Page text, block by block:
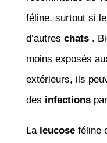
féline, surtout si le
d’autres chats.
moins exposés
extérieurs, ils
des infectionspar
La leucoseféline